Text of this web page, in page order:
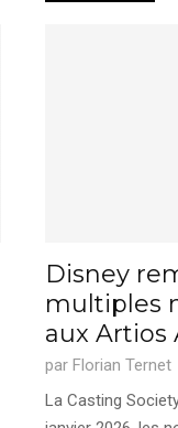
Disney
multiples
aux Artios
par Florian Ternet
La Casting